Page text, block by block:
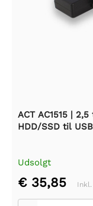
ACT AC1515 |
HDD/SSD til
Udsolgt
€ 35,85